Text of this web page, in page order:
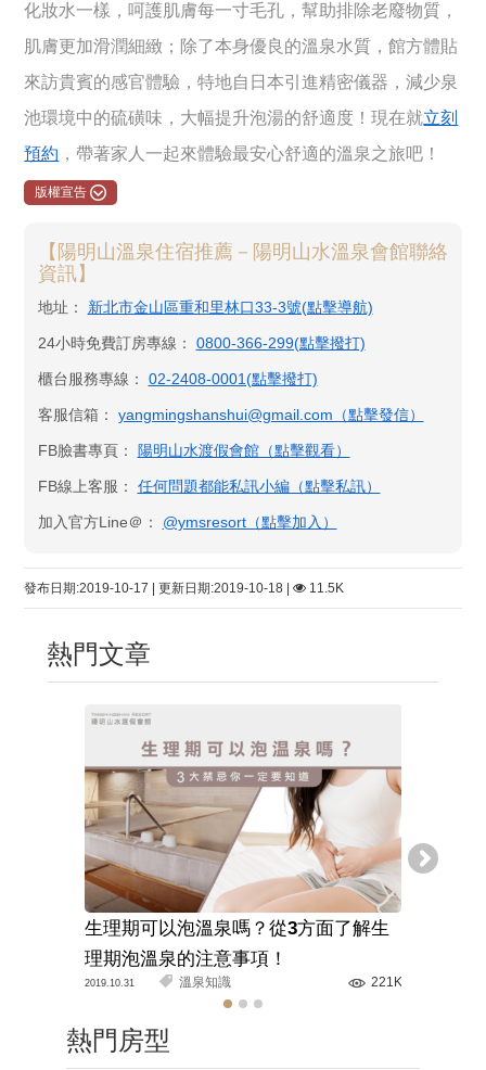
化妝水一樣，呵護肌膚每一寸毛孔，幫助排除老廢物質，
肌膚更加滑潤細緻；除了本身優良的溫泉水質，館方體貼
來訪貴賓的感官體驗，特地自日本引進精密儀器，減少泉
池環境中的硫磺味，大幅提升泡湯的舒適度！現在就立刻
預約 ，帶著家人一起來體驗最安心舒適的溫泉之旅吧！
版權宣告
【陽明山溫泉住宿推薦－陽明山水溫泉會館聯絡
資訊】
地址： 新北市金山區重和里林口33-3號(點擊導航)
24小時免費訂房專線： 0800-366-299(點擊撥打)
櫃台服務專線： 02-2408-0001(點擊撥打)
客服信箱： yangmingshanshui@gmail.com（點擊發信）
FB臉書專頁： 陽明山水渡假會館​（點擊觀看）
FB線上客服： 任何問題都能私訊小編（點擊私訊）
加入官方Line＠： @ymsresort（點擊加入）
發布日期:2019-10-17 | 更新日期:2019-10-18 | 11.5K
熱門文章
生理期可以泡溫泉嗎？從3方面了解生
理期泡溫泉的注意事項！
2019.10.31 溫泉知識 221K
熱門房型